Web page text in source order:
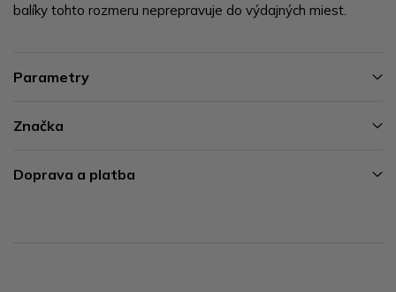
balíky tohto rozmeru neprepravuje do výdajných miest.
Parametry
Značka
Doprava a platba